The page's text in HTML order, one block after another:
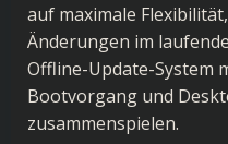
auf maximale
Änderungen im
Offline-Update-System
Bootvorgang und
zusammenspielen.